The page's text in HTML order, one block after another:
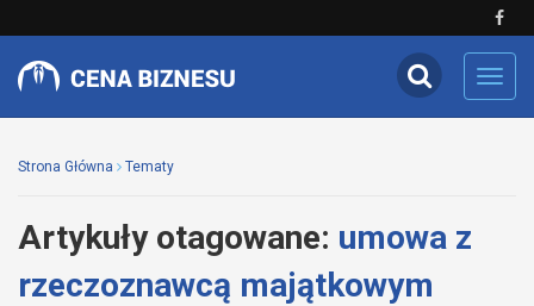
Strona Główna Tematy
Artykuły otagowane: umowa z
rzeczoznawcą majątkowym